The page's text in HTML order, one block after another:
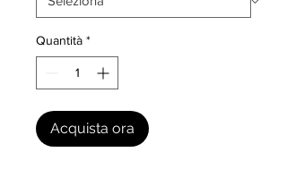
Quantità *
Acquista ora